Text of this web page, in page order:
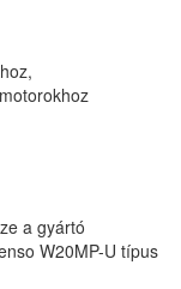
a gyártó
W20MP-U típus